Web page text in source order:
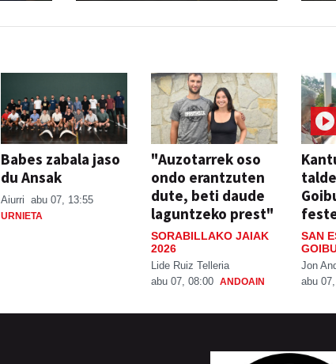
Babes zabala jaso
du Ansak
Aiurri abu 07, 13:55
URNIETA
"Auzotarrek oso
ondo erantzuten
dute, beti daude
laguntzeko prest"
SORABILLAKO JAIAK
2026
Lide Ruiz Telleria
abu 07, 08:00 ANDOAIN
SAN
Jon
abu